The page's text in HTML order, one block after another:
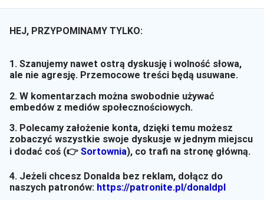
HEJ, PRZYPOMINAMY TYLKO:
1. Szanujemy nawet ostrą dyskusję i wolność słowa,
ale nie agresję. Przemocowe treści będą usuwane.
2. W komentarzach można swobodnie używać
embedów z mediów społecznościowych.
3. Polecamy założenie konta, dzięki temu możesz
zobaczyć wszystkie swoje dyskusje w jednym miejscu
i dodać coś (👉 Sortownia), co trafi na stronę główną.
4. Jeżeli chcesz Donalda bez reklam, dołącz do
naszych patronów: https://patronite.pl/donaldpl